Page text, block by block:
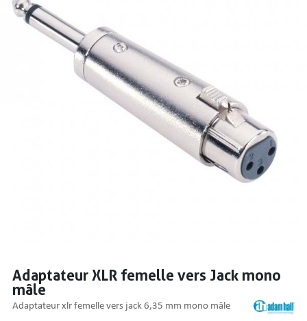
AUDIO
Adaptateur XLR femelle vers Jack mono
mâle
adaptateur xlr femelle vers jack 6,35 mm mono mâle